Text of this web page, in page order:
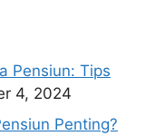
Pensiun: Tips
4, 2024
Penting?